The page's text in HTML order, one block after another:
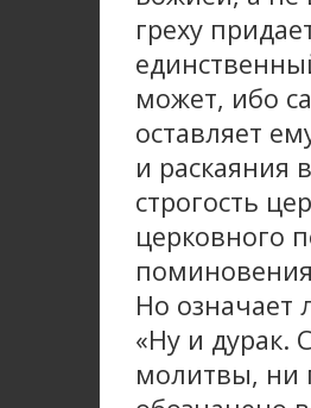
греху
может, ибо
оставляет
и раскаяния
строгость
церковного
Но означает
«Ну и дурак.
молитвы, ни